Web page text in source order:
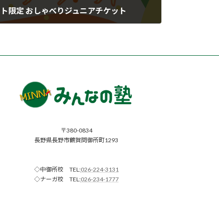
限定 おしゃべりジュニアチケット
〒380-0834
長野県長野市鶴賀問御所町1293
◇中御所校 TEL:026-224-3131
◇ナーガ校 TEL:026-234-1777